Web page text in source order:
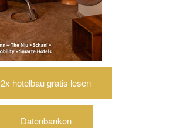
2x hotelbau gratis lesen
Datenbanken